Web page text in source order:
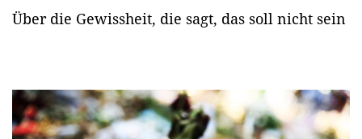
Über die Gewissheit, die sagt, das soll nicht sein